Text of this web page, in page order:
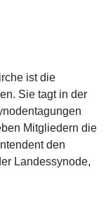
ist die
Sie tagt in der
Mitgliedern die
den
Landessynode,